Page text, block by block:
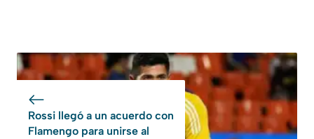
Rossi llegó a un acuerdo con
Flamengo para unirse al